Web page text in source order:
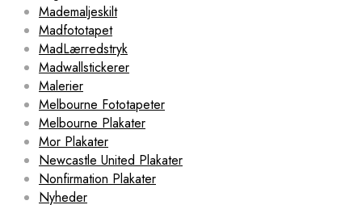
Mademaljeskilt
Madfototapet
MadLærredstryk
Madwallstickerer
Malerier
Melbourne Fototapeter
Melbourne Plakater
Mor Plakater
Newcastle United Plakater
Nonfirmation Plakater
Nyheder